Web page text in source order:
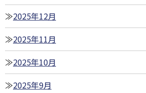
2025年12月
2025年11月
2025年10月
2025年9月